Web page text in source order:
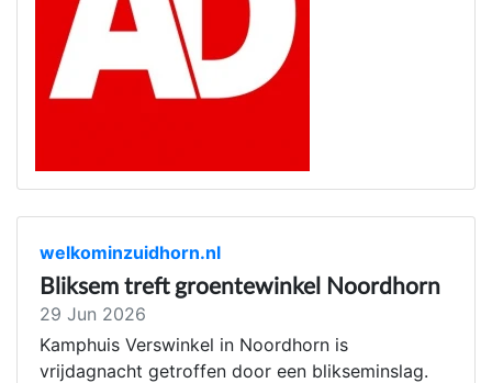
welkominzuidhorn.nl
Bliksem treft groentewinkel Noordhorn
29 Jun 2026
Kamphuis Verswinkel in Noordhorn is
vrijdagnacht getroffen door een blikseminslag.